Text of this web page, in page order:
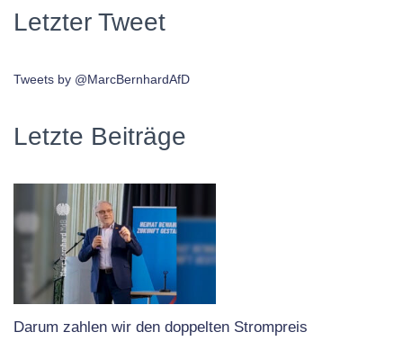
Letzter Tweet
Tweets by @MarcBernhardAfD
Letzte Beiträge
Darum zahlen wir den doppelten Strompreis